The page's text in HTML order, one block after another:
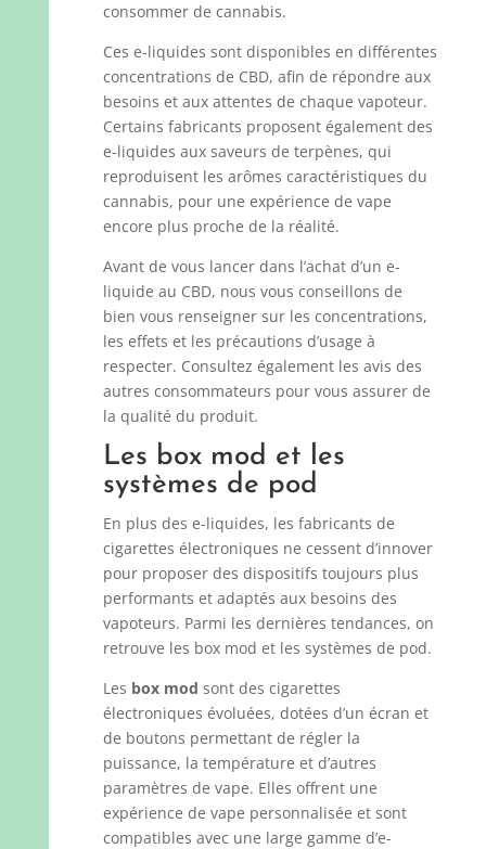
consommer de cannabis.
Ces e-liquides sont disponibles en différentes
concentrations de CBD, afin de répondre aux
besoins et aux attentes de chaque vapoteur.
Certains fabricants proposent également des
e-liquides aux saveurs de terpènes, qui
reproduisent les arômes caractéristiques du
cannabis, pour une expérience de vape
encore plus proche de la réalité.
Avant de vous lancer dans l’achat d’un e-
liquide au CBD, nous vous conseillons de
bien vous renseigner sur les concentrations,
les effets et les précautions d’usage à
respecter. Consultez également les avis des
autres consommateurs pour vous assurer de
la qualité du produit.
Les box mod et les
systèmes de pod
En plus des e-liquides, les fabricants de
cigarettes électroniques ne cessent d’innover
pour proposer des dispositifs toujours plus
performants et adaptés aux besoins des
vapoteurs. Parmi les dernières tendances, on
retrouve les box mod et les systèmes de pod.
Les box mod sont des cigarettes
électroniques évoluées, dotées d’un écran et
de boutons permettant de régler la
puissance, la température et d’autres
paramètres de vape. Elles offrent une
expérience de vape personnalisée et sont
compatibles avec une large gamme d’e-